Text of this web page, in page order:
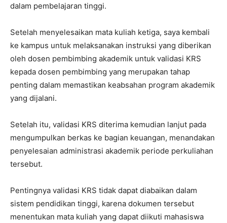
dalam pembelajaran tinggi.
Setelah menyelesaikan mata kuliah ketiga, saya kembali
ke kampus untuk melaksanakan instruksi yang diberikan
oleh dosen pembimbing akademik untuk validasi KRS
kepada dosen pembimbing yang merupakan tahap
penting dalam memastikan keabsahan program akademik
yang dijalani.
Setelah itu, validasi KRS diterima kemudian lanjut pada
mengumpulkan berkas ke bagian keuangan, menandakan
penyelesaian administrasi akademik periode perkuliahan
tersebut.
Pentingnya validasi KRS tidak dapat diabaikan dalam
sistem pendidikan tinggi, karena dokumen tersebut
menentukan mata kuliah yang dapat diikuti mahasiswa